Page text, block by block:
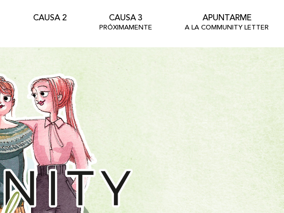
CAUSA 2 CAUSA 3
PRÓXIMAMENTE
APUNTARME
A LA COMMUNITY LETTER